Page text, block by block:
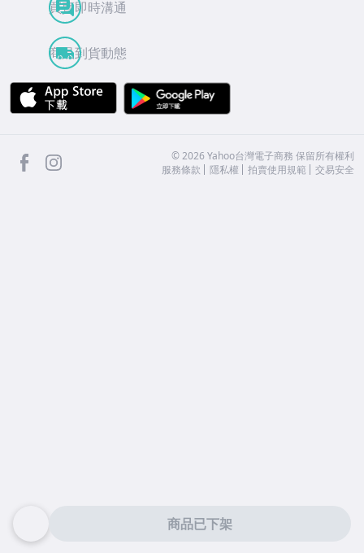
商品已下架
買賣即時溝通
商品到貨動態
APP Store
facebook ©2026 Yahoo台灣電子商務 保留所有權利
服務條款
隱私權 拍賣使用規範 交易安全